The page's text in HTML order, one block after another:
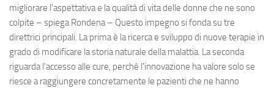
migliorare l'aspettativa e la qualità di vita delle donne che ne sono
colpite – spiega Rondena – Questo impegno si fonda su tre
direttrici principali. La prima è la ricerca e sviluppo di nuove terapie in
grado di modificare la storia naturale della malattia. La seconda
riguarda l'accesso alle cure, perché l'innovazione ha valore solo se
riesce a raggiungere concretamente le pazienti che ne hanno